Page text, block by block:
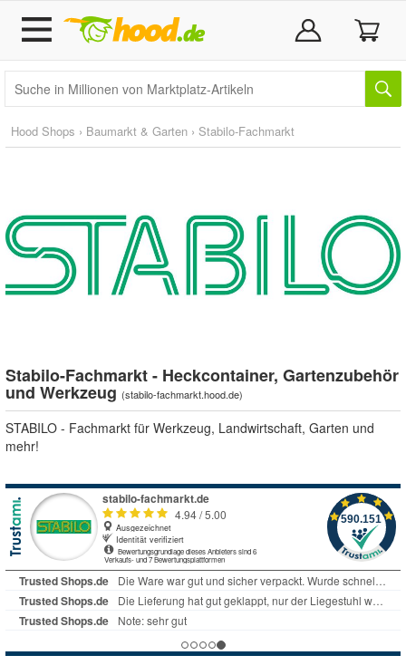
Hood Shops › Baumarkt & Garten › Stabilo-Fachmarkt
Stabilo-Fachmarkt - Heckcontainer, Gartenzubehör
und Werkzeug (stabilo-fachmarkt.hood.de)
STABILO - Fachmarkt für Werkzeug, Landwirtschaft, Garten und
mehr!